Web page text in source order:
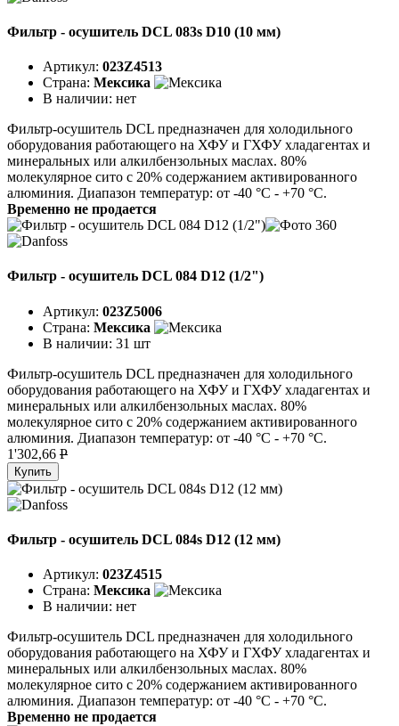
Фильтр - осушитель DCL 083s D10 (10 мм)
Артикул: 023Z4513
Страна: Мексика
В наличии: нет
Фильтр-осушитель DCL предназначен для холодильного
оборудования работающего на ХФУ и ГХФУ хладагентах и
минеральных или алкилбензольных маслах. 80%
молекулярное сито с 20% содержанием активированного
алюминия. Диапазон температур: от -40 °C - +70 °C.
Временно не продается
Фильтр - осушитель DCL 084 D12 (1/2")
Артикул: 023Z5006
Страна: Мексика
В наличии: 31 шт
Фильтр-осушитель DCL предназначен для холодильного
оборудования работающего на ХФУ и ГХФУ хладагентах и
минеральных или алкилбензольных маслах. 80%
молекулярное сито с 20% содержанием активированного
алюминия. Диапазон температур: от -40 °C - +70 °C.
1'302,66 P
Купить
Фильтр - осушитель DCL 084s D12 (12 мм)
Артикул: 023Z4515
Страна: Мексика
В наличии: нет
Фильтр-осушитель DCL предназначен для холодильного
оборудования работающего на ХФУ и ГХФУ хладагентах и
минеральных или алкилбензольных маслах. 80%
молекулярное сито с 20% содержанием активированного
алюминия. Диапазон температур: от -40 °C - +70 °C.
Временно не продается